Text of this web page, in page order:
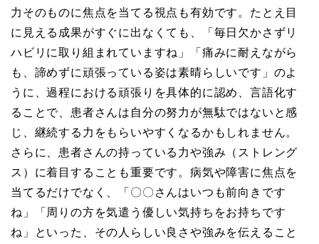
力そのものに焦点を当てる視点も有効です。たとえ目
に見える成果がすぐに出なくても、「毎日欠かさずリ
ハビリに取り組まれていますね」「痛みに耐えながら
も、諦めずに頑張っている姿は素晴らしいです」のよ
うに、過程における頑張りを具体的に認め、言語化す
ることで、患者さんは自分の努力が無駄ではないと感
じ、継続する力をもらいやすくなるかもしれません。
さらに、患者さんの持っている力や強み（ストレング
ス）に着目することも重要です。病気や障害に焦点を
当てるだけでなく、「〇〇さんはいつも前向きです
ね」「周りの方を気遣う優しい気持ちをお持ちです
ね」といった、その人らしい良さや強みを伝えること